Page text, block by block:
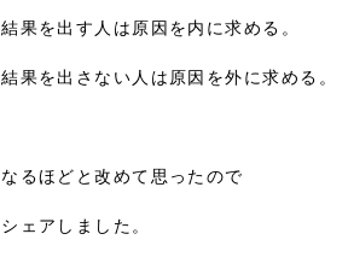
結果を出す人は原因を内に求める。
結果を出さない人は原因を外に求める。
なるほどと改めて思ったので
シェアしました。